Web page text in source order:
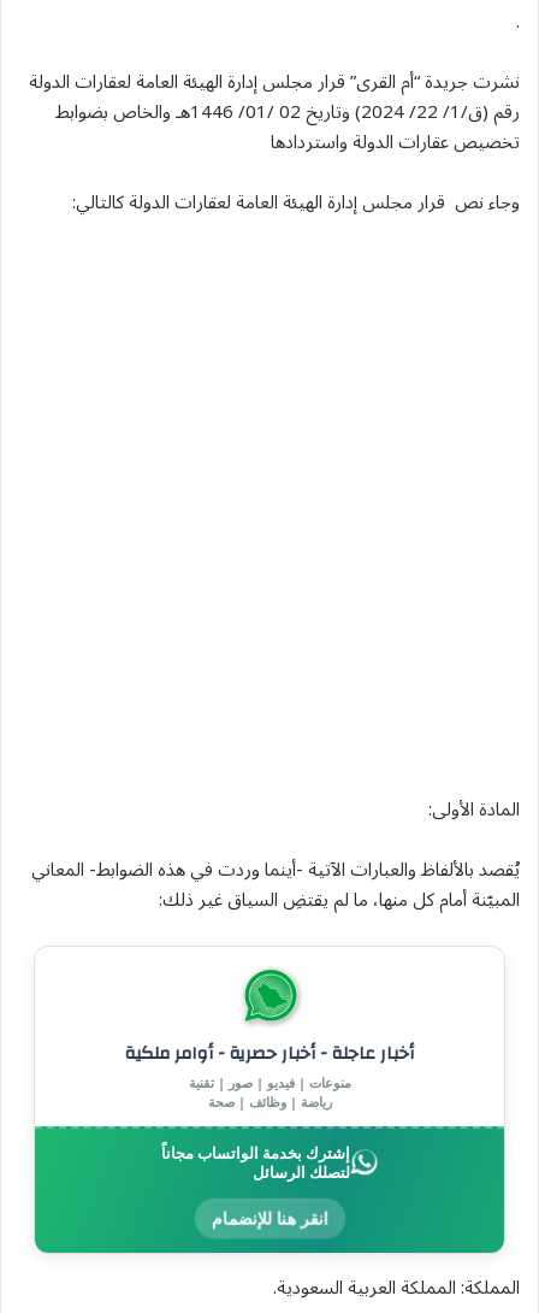
.
نشرت جريدة “أم القرى” قرار مجلس إدارة الهيئة العامة لعقارات الدولة
رقم (ق/1/ 22/ 2024) وتاريخ 02 /01/ 1446هـ والخاص بضوابط
تخصيص عقارات الدولة واستردادها
وجاء نص قرار مجلس إدارة الهيئة العامة لعقارات الدولة كالتالي:
المادة الأولى:
يُقصد بالألفاظ والعبارات الآتية -أينما وردت في هذه الضوابط- المعاني
المبيّنة أمام كل منها، ما لم يقتضِ السياق غير ذلك:
أخبار عاجلة - أخبار حصرية - أوامر ملكية
منوعات | فيديو | صور | تقنية
رياضة | وظائف | صحة
إشترك بخدمة الواتساب مجاناً
لتصلك الرسائل
انقر هنا للإنضمام
المملكة: المملكة العربية السعودية.